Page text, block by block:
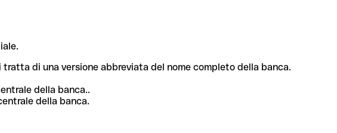
di una versione abbreviata del nome completo della banca.
della banca..
della banca.